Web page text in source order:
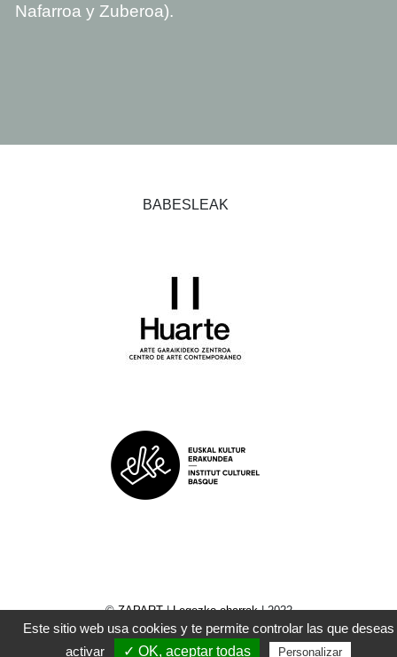
Nafarroa y Zuberoa).
BABESLEAK
©ZAPART|Legezko oharrak| 2022
Este sitio web usa cookies y te permite controlar las que deseas
activar
✓ OK, aceptar todas Personalizar